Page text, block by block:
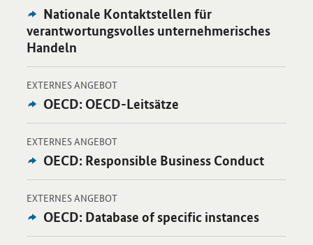
Externes
Angebot:
Nationale Kontaktstellen für
verantwortungsvolles unternehmerisches
Handeln
EXTERNES ANGEBOT-
Externes
Angebot:
OECD: OECD-Leitsätze
Öffnet Einzelsicht
EXTERNES ANGEBOT-
Externes
Angebot:
OECD: Responsible Business Conduct
Öffnet Einzelsicht
EXTERNES ANGEBOT-
Externes
Angebot:
OECD: Database of specific instances
Öffnet Einzelsicht